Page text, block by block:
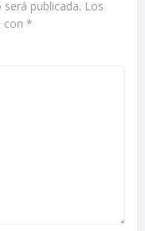
publicada. Los
con *